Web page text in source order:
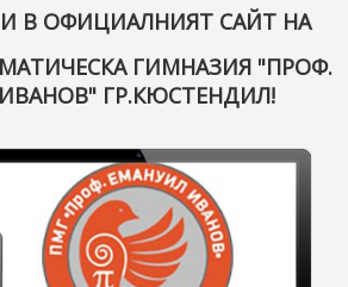
В ОФИЦИАЛНИЯТ САЙТ НА
ГИМНАЗИЯ "ПРОФ.
ГР.КЮСТЕНДИЛ!